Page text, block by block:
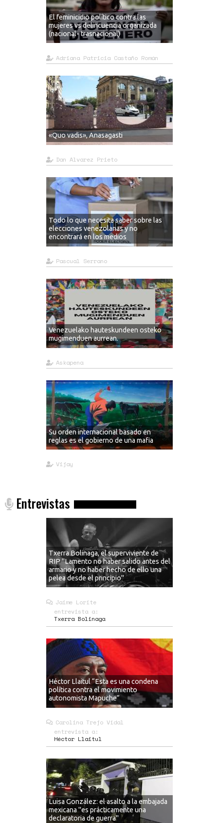
El feminicidio político contra las
mujeres vs delincuencia organizada
(nacional- trasnacional)
Adriana Patricia Castaño Román
«Quo vadis», Anasagasti
Dan Alvarez Prieto
Todo lo que necesita saber sobre las
elecciones venezolanas y no
encontrará en los medios
Pascual Serrano
Venezuelako hauteskundeen osteko
mugimenduen aurrean.
Askapena
Su orden internacional basado en
reglas es el gobierno de una mafia
Vijay
Entrevistas
Txerra Bolinaga, el superviviente de
RIP "Lamento no haber salido antes del
armario y no haber hecho de ello una
pelea desde el principio"
Jaime Lorite
entrevista a:
Txerra Bolinaga
Héctor Llaitul “Esta es una condena
política contra el movimiento
autonomista Mapuche”
Carolina Trejo Vidal
entrevista a:
Héctor Llaitul
Luisa González: el asalto a la embajada
mexicana "es prácticamente una
declaratoria de guerra"